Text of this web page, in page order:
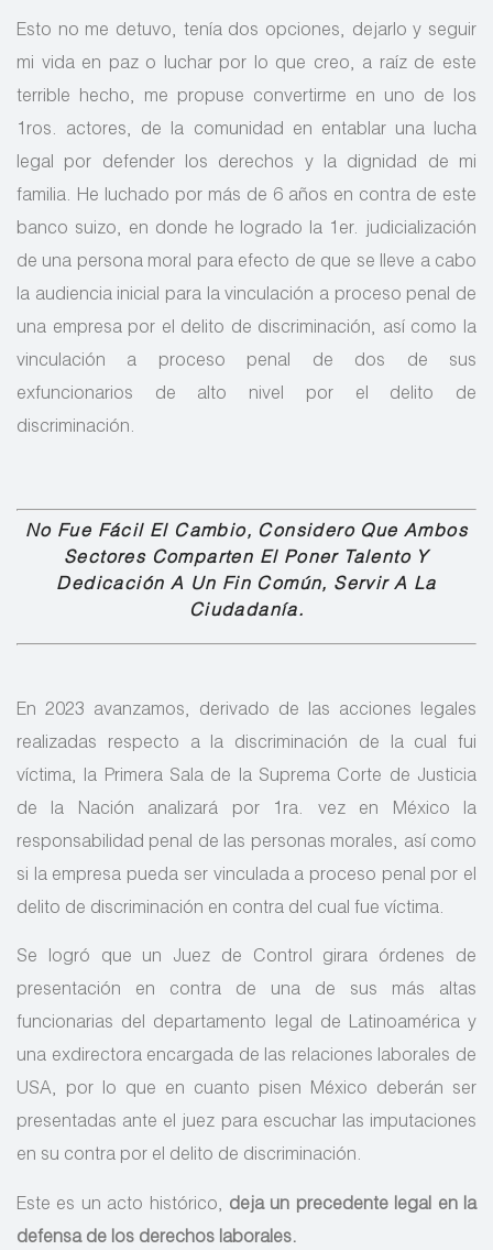
Esto no me detuvo, tenía dos opciones, dejarlo y seguir
mi vida en paz o luchar por lo que creo, a raíz de este
terrible hecho, me propuse convertirme en uno de los
1ros. actores, de la comunidad en entablar una lucha
legal por defender los derechos y la dignidad de mi
familia. He luchado por más de 6 años en contra de este
banco suizo, en donde he logrado la 1er. judicialización
de una persona moral para efecto de que se lleve a cabo
la audiencia inicial para la vinculación a proceso penal de
una empresa por el delito de discriminación, así como la
vinculación a proceso penal de dos de sus
exfuncionarios de alto nivel por el delito de
discriminación.
No Fue Fácil El Cambio, Considero Que Ambos
Sectores Comparten El Poner Talento Y
Dedicación A Un Fin Común, Servir A La
Ciudadanía.
En 2023 avanzamos, derivado de las acciones legales
realizadas respecto a la discriminación de la cual fui
víctima, la Primera Sala de la Suprema Corte de Justicia
de la Nación analizará por 1ra. vez en México la
responsabilidad penal de las personas morales, así como
si la empresa pueda ser vinculada a proceso penal por el
delito de discriminación en contra del cual fue víctima.
Se logró que un Juez de Control girara órdenes de
presentación en contra de una de sus más altas
funcionarias del departamento legal de Latinoamérica y
una exdirectora encargada de las relaciones laborales de
USA, por lo que en cuanto pisen México deberán ser
presentadas ante el juez para escuchar las imputaciones
en su contra por el delito de discriminación.
Este es un acto histórico, deja un precedente legal en la
defensa de los derechos laborales.